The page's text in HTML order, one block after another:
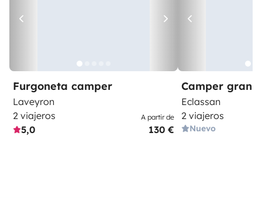
Furgoneta camper
Laveyron
2 viajeros
5,0
A partir de
130 €
Camper gran
Eclassan
2 viajeros
Nuevo